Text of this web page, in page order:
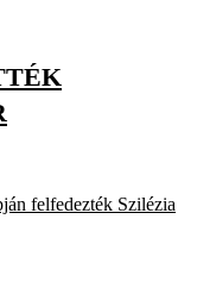
felfedezték Szilézia